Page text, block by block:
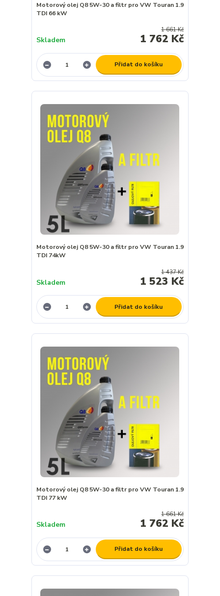
Motorový olej Q8 5W-30 a filtr pro VW Touran 1.9
TDI 66 kW
1 661 Kč
1 762 Kč
Skladem
Přidat do košíku
Motorový olej Q8 5W-30 a filtr pro VW Touran 1.9
TDI 74kW
1 437 Kč
1 523 Kč
Skladem
Přidat do košíku
Motorový olej Q8 5W-30 a filtr pro VW Touran 1.9
TDI 77 kW
1 661 Kč
1 762 Kč
Skladem
Přidat do košíku